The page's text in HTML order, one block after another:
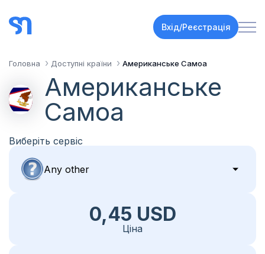
Вхід/Реєстрація
Головна Доступні країни Американське Самоа
Американське
Самоа
Виберіть сервіс
0,45 USD
Ціна